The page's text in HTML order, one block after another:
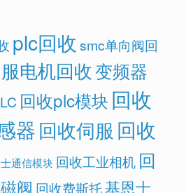
plc回收 smc单向阀回
电机回收变频器
回收plc模块 回收
器回收伺服 回收
通信模块 回收工业相机 回
阀 回收费斯托基恩士